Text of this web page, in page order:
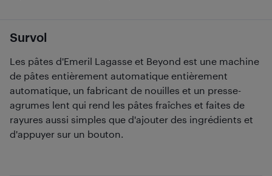
Survol
Les pâtes d'Emeril Lagasse et Beyond est une machine
de pâtes entièrement automatique entièrement
automatique, un fabricant de nouilles et un presse-
agrumes lent qui rend les pâtes fraîches et faites de
rayures aussi simples que d'ajouter des ingrédients et
d'appuyer sur un bouton.